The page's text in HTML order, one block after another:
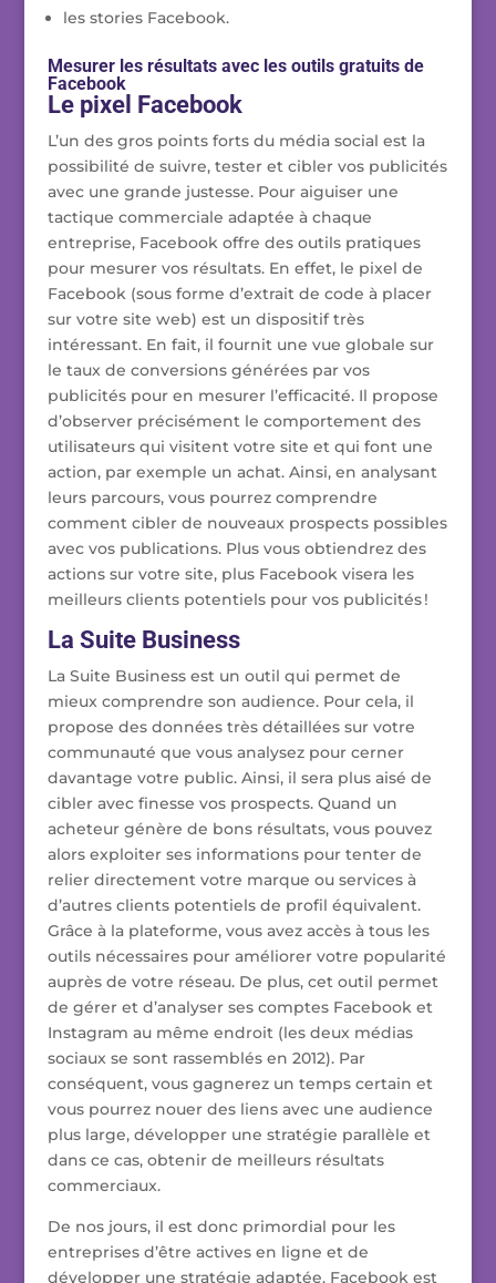
les stories Facebook.
Mesurer les résultats avec les outils gratuits de
Facebook
Le pixel Facebook
L’un des gros points forts du média social est la
possibilité de suivre, tester et cibler vos publicités
avec une grande justesse. Pour aiguiser une
tactique commerciale adaptée à chaque
entreprise, Facebook offre des outils pratiques
pour mesurer vos résultats. En effet, le pixel de
Facebook (sous forme d’extrait de code à placer
sur votre site web) est un dispositif très
intéressant. En fait, il fournit une vue globale sur
le taux de conversions générées par vos
publicités pour en mesurer l’efficacité. Il propose
d’observer précisément le comportement des
utilisateurs qui visitent votre site et qui font une
action, par exemple un achat. Ainsi, en analysant
leurs parcours, vous pourrez comprendre
comment cibler de nouveaux prospects possibles
avec vos publications. Plus vous obtiendrez des
actions sur votre site, plus Facebook visera les
meilleurs clients potentiels pour vos publicités !
La Suite Business
La Suite Business est un outil qui permet de
mieux comprendre son audience. Pour cela, il
propose des données très détaillées sur votre
communauté que vous analysez pour cerner
davantage votre public. Ainsi, il sera plus aisé de
cibler avec finesse vos prospects. Quand un
acheteur génère de bons résultats, vous pouvez
alors exploiter ses informations pour tenter de
relier directement votre marque ou services à
d’autres clients potentiels de profil équivalent.
Grâce à la plateforme, vous avez accès à tous les
outils nécessaires pour améliorer votre popularité
auprès de votre réseau. De plus, cet outil permet
de gérer et d’analyser ses comptes Facebook et
Instagram au même endroit (les deux médias
sociaux se sont rassemblés en 2012). Par
conséquent, vous gagnerez un temps certain et
vous pourrez nouer des liens avec une audience
plus large, développer une stratégie parallèle et
dans ce cas, obtenir de meilleurs résultats
commerciaux.
De nos jours, il est donc primordial pour les
entreprises d’être actives en ligne et de
développer une stratégie adaptée. Facebook est